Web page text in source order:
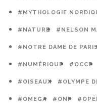
#MYTHOLOGIE
#NATURE #NELSON
#NOTRE DAME DE
#NUMÉRIQUE #OCCE
#OISEAUX #OLYMPE
#OMEGA #ONF